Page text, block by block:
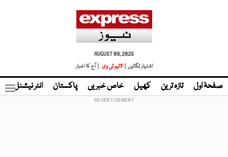
AUGUST 09, 2026
اشتہار لگائیں |
لائیو ٹی وی | آج کا اخبار
صفحۂ اول تازہ ترین کھیل خاص خبریں پاکستان انٹر نیشنل